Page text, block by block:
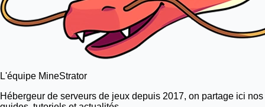
L'équipe MineStrator
Hébergeur de serveurs de jeux depuis 2017, on partage ici nos